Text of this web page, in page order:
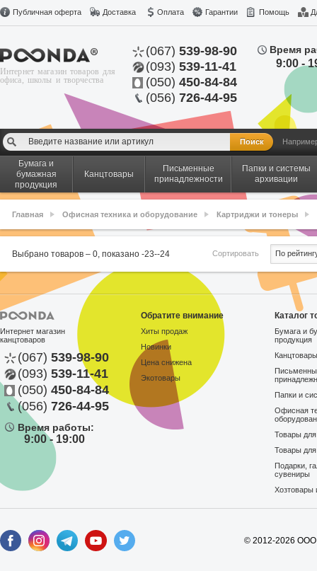
Публичная оферта Доставка Оплата Гарантии Помощь
Интернет магазин товаров для
офиса, школы и творчества
(067) 539-98-90
(093) 539-11-41
(050) 450-84-84
(056) 726-44-95
Время
9:00 -
Бумага и
бумажная
продукция
Канцтовары
Письменные
принадлежности
Папки и системы
архивации
Главная Офисная техника и оборудование Картриджи и тонеры
Выбрано товаров – 0, показано -23--24 Сортировать По
Интернет магазин
канцтоваров
(067) 539-98-90
(093) 539-11-41
(050) 450-84-84
(056) 726-44-95
Время работы:
9:00 - 19:00
Обратите внимание
Хиты продаж
Новинки
Цена снижена
Экотовары
Каталог
Бумага и
продукция
Папки и
Офисная
Товары
Товары
Подарки,
сувениры
Хозтовары
© 2012-2026